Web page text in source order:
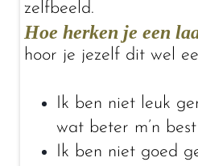
zelfbeeld.
Hoe herken je een
hoor je jezelf dit wel
Ik ben niet leuk
wat beter m’n
Ik ben niet goed